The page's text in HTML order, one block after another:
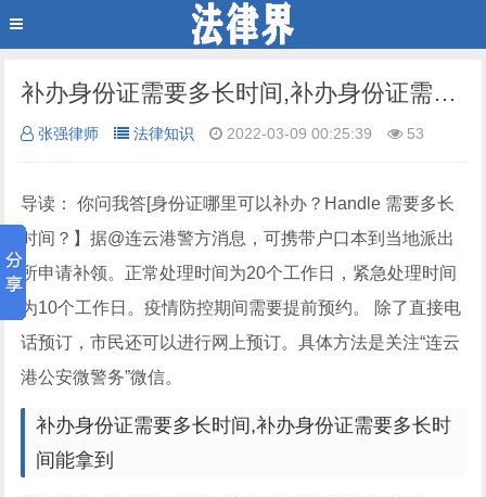
补办身份证需要多长时间,补办身份证需要多长时间能拿到
张强律师 法律知识 2022-03-09 00:25:39 53
导读： 你问我答[身份证哪里可以补办？Handle 需要多长
时间？】据@连云港警方消息，可携带户口本到当地派出
所申请补领。正常处理时间为20个工作日，紧急处理时间
为10个工作日。疫情防控期间需要提前预约。 除了直接电
话预订，市民还可以进行网上预订。具体方法是关注“连云
港公安微警务”微信。
补办身份证需要多长时间,补办身份证需要多长时
间能拿到